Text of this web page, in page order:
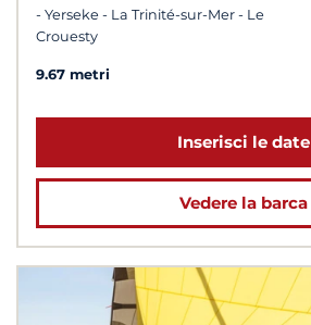
- Yerseke - La Trinité-sur-Mer - Le
Crouesty
9.67 metri
Inserisci le date
Vedere la barca